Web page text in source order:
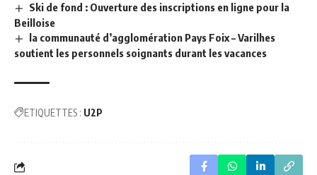
Ski de fond : Ouverture des inscriptions en ligne pour la
Beilloise
la communauté d’agglomération Pays Foix – Varilhes
soutient les personnels soignants durant les vacances
ETIQUETTES : U2P